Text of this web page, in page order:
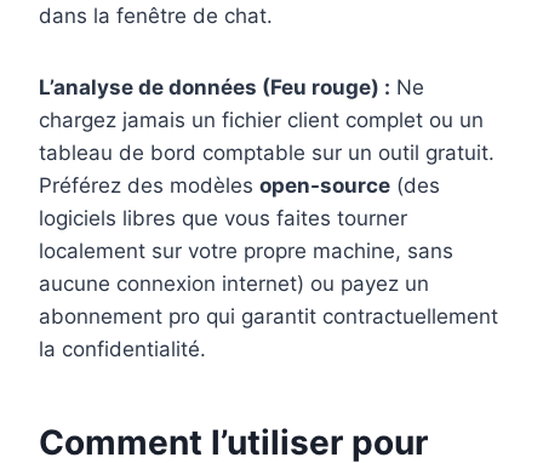
dans la fenêtre de chat.
L’analyse de données (Feu rouge) : Ne
chargez jamais un fichier client complet ou un
tableau de bord comptable sur un outil gratuit.
Préférez des modèles open-source (des
logiciels libres que vous faites tourner
localement sur votre propre machine, sans
aucune connexion internet) ou payez un
abonnement pro qui garantit contractuellement
la confidentialité.
Comment l’utiliser pour